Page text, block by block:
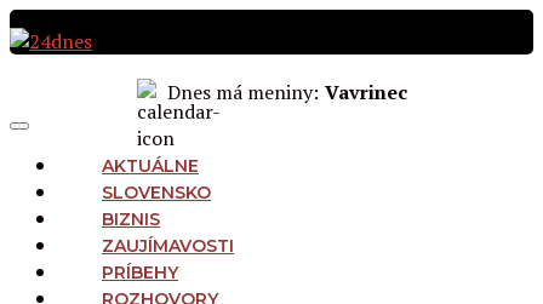
Preskočiť
na
Dnes má meniny: Vavrinec
NAVIGATION
Menu
AKTUÁLNE
SLOVENSKO
BIZNIS
ZAUJÍMAVOSTI
PRÍBEHY
ROZHOVORY